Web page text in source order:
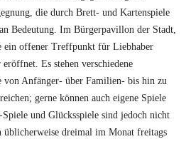
die durch Brett- und Kartenspiele
Bedeutung. Im Bürgerpavillon der Stadt,
ein offener Treffpunkt für Liebhaber
Es stehen verschiedene
von Anfänger- über Familien- bis hin zu
gerne können auch eigene Spiele
und Glücksspiele sind jedoch nicht
dreimal im Monat freitags